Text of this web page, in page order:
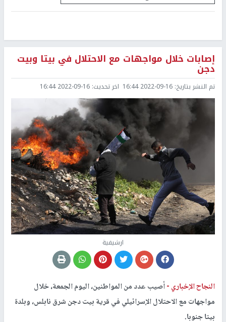
إصابات خلال مواجهات مع الاحتلال في بيتا وبيت
دجن
تم النشر بتاريخ: 2022-09-16 16:44 اخر تحديث: 2022-09-16 16:44
ارشيفية
النجاح الإخباري -أصيب عدد من المواطنين، اليوم الجمعة، خلال
مواجهات مع الاحتلال الإسرائيلي في قرية بيت دجن شرق نابلس، وبلدة
بيتا جنوبا.